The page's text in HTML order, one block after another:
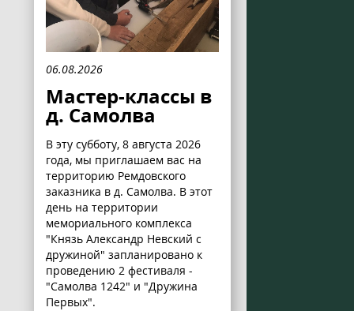
06.08.2026
Мастер-классы в
д. Самолва
В эту субботу, 8 августа 2026
года, мы приглашаем вас на
территорию Ремдовского
заказника в д. Самолва. В этот
день на территории
мемориального комплекса
"Князь Александр Невский с
дружиной" запланировано к
проведению 2 фестиваля -
"Самолва 1242" и "Дружина
Первых".